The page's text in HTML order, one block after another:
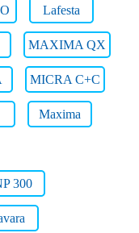
Lafesta
MAXIMA QX
MICRA C+C
Maxima
300